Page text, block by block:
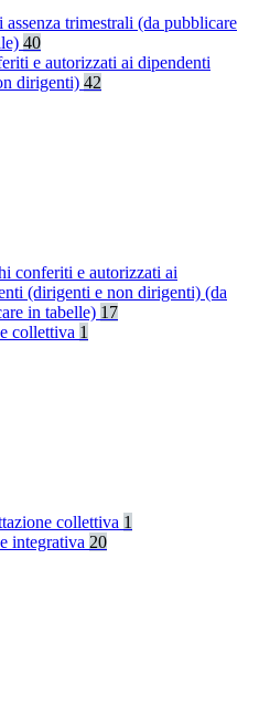
assenza trimestrali (da pubblicare
40
e autorizzati ai dipendenti
dirigenti) 42
conferiti e autorizzati ai
(dirigenti e non dirigenti) (da
in tabelle) 17
collettiva 1
collettiva 1
integrativa 20